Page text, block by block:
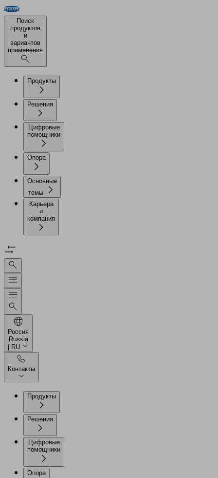
Поиск
продуктов
и
вариантов
применения
Продукты
Решения
Цифровые
помощники
Опора
Основные
темы
Карьера
и
компания
Россия
Russia
| RU
Контакты
Продукты
Решения
Цифровые
помощники
Опора